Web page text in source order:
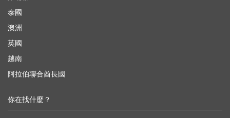
泰國
澳洲
英國
越南
阿拉伯聯合酋長國
你在找什麼？